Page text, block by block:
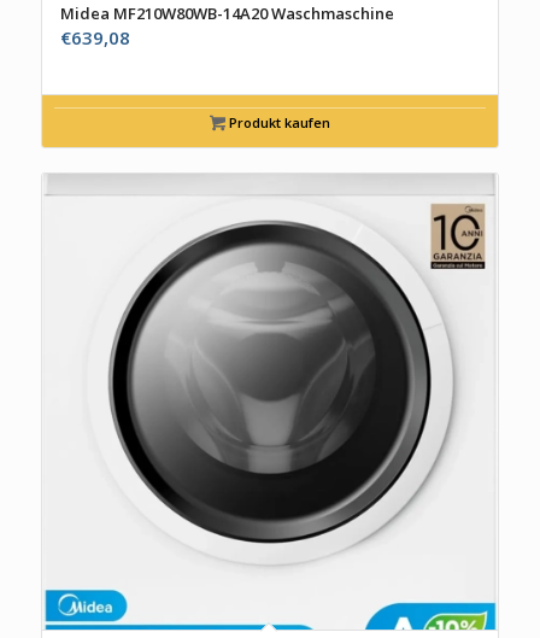
Midea MF210W80WB-14A20 Waschmaschine
€639,08
Produkt kaufen